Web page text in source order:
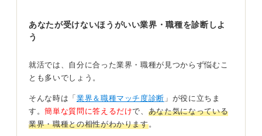
しかしその一方で、「社会の当たり前を守っている」と
いう大きな責任感とやりがいがあり、トラブルが起きた
く知的な面白さもある、非常に魅力的な仕事です。
おう！
きつい労働環境を避けるには、自動化や効率化に積極的
あなたが受けないほうがいい業界・職種を診断しよ
う
就活では、自分に合った業界・職種が見つからず悩むこ
とも多いでしょう。
そんな時は「 業界＆職種マッチ度診断 」が役に立ちま
す。簡単な質問に答えるだけで、 あなた気になっている
業界・職種との相性がわかります。